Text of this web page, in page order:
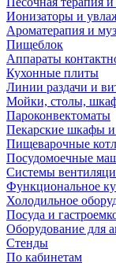
Ионизаторы и
Ароматерапия и
Пищеблок
Аппараты
Кухонные плиты
Линии раздачи и
Мойки, столы,
Пароконвектоматы
Пекарские шкафы
Пищеварочные
Посудомоечные
Системы
Функциональное
Холодильное
Посуда и
Оборудование для
Стенды
По кабинетам